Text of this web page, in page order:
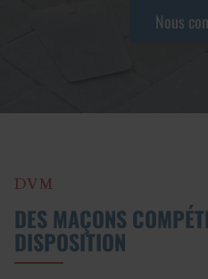
Nous
DVM
DES MAÇONS
DISPOSITION